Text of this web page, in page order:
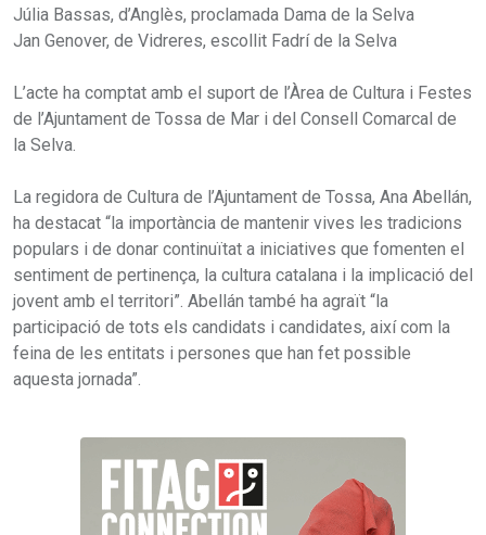
Júlia Bassas, d’Anglès, proclamada Dama de la Selva
Jan Genover, de Vidreres, escollit Fadrí de la Selva
L’acte ha comptat amb el suport de l’Àrea de Cultura i Festes
de l’Ajuntament de Tossa de Mar i del Consell Comarcal de
la Selva.
La regidora de Cultura de l’Ajuntament de Tossa, Ana Abellán,
ha destacat “la importància de mantenir vives les tradicions
populars i de donar continuïtat a iniciatives que fomenten el
sentiment de pertinença, la cultura catalana i la implicació del
jovent amb el territori”. Abellán també ha agraït “la
participació de tots els candidats i candidates, així com la
feina de les entitats i persones que han fet possible
aquesta jornada”.